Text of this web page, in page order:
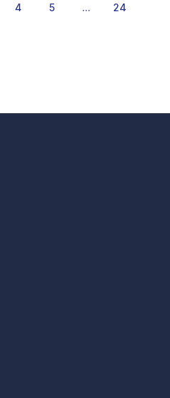
page
4 page
5 … page
24